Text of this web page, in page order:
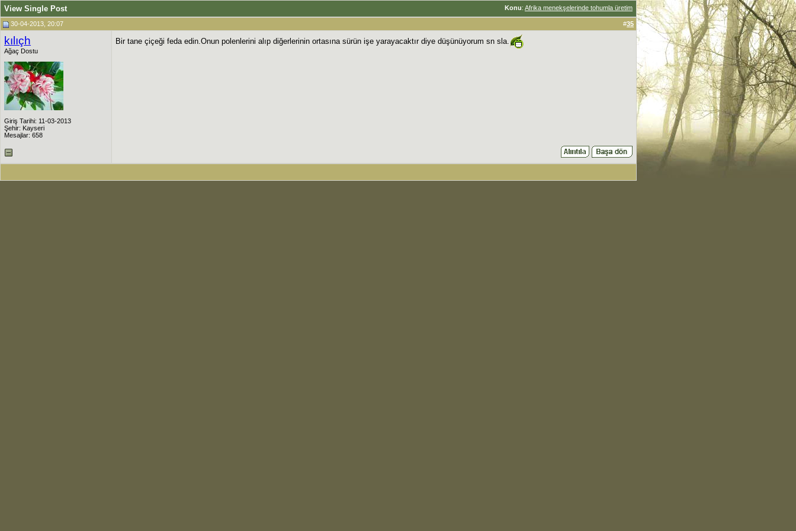
Konu: Afrika menekşelerinde tohumla üretim
View Single Post
30-04-2013, 20:07 #35
kılıçh
Ağaç Dostu
Giriş Tarihi: 11-03-2013
Şehir: Kayseri
Mesajlar: 658
Bir tane çiçeği feda edin.Onun polenlerini alıp diğerlerinin ortasına sürün işe yarayacaktır diye düşünüyorum sn sla.